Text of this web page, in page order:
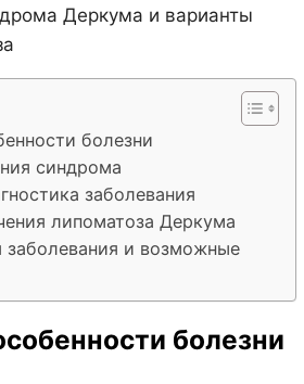
болезни
синдрома
заболевания
липоматоза Деркума
заболевания и возможные
болезни